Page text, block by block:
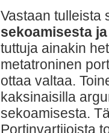
Vastaan
sekoamisesta
tuttuja ainakin
metatroninen
ottaa valtaa.
kaksinaisilla
sekoamisesta.
Portinvartijoista